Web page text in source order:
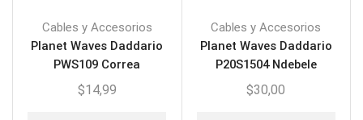
Cables y Accesorios
Planet Waves Daddario
PWS109 Correa
Polipropileno
$14,99
Cables y Accesorios
Planet Waves Daddario
P20S1504 Ndebele
$30,00